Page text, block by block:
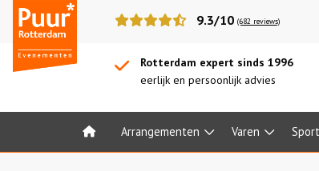
Puur*
Rotterdam
bedrijfsuitjes
9.3/10 (682 reviews)
Rotterdam expert sinds 1996
eerlijk en persoonlijk advies
Home Arrangementen Varen